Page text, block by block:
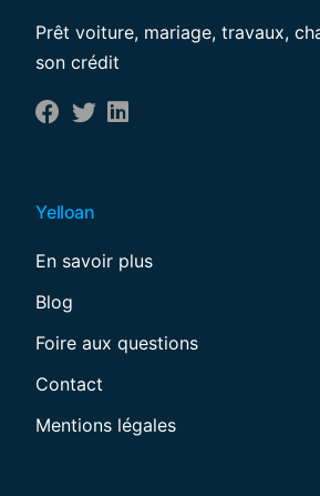
Prêt voiture, mariage, travaux,
son crédit
Yelloan
En savoir plus
Blog
Foire aux questions
Contact
Mentions légales